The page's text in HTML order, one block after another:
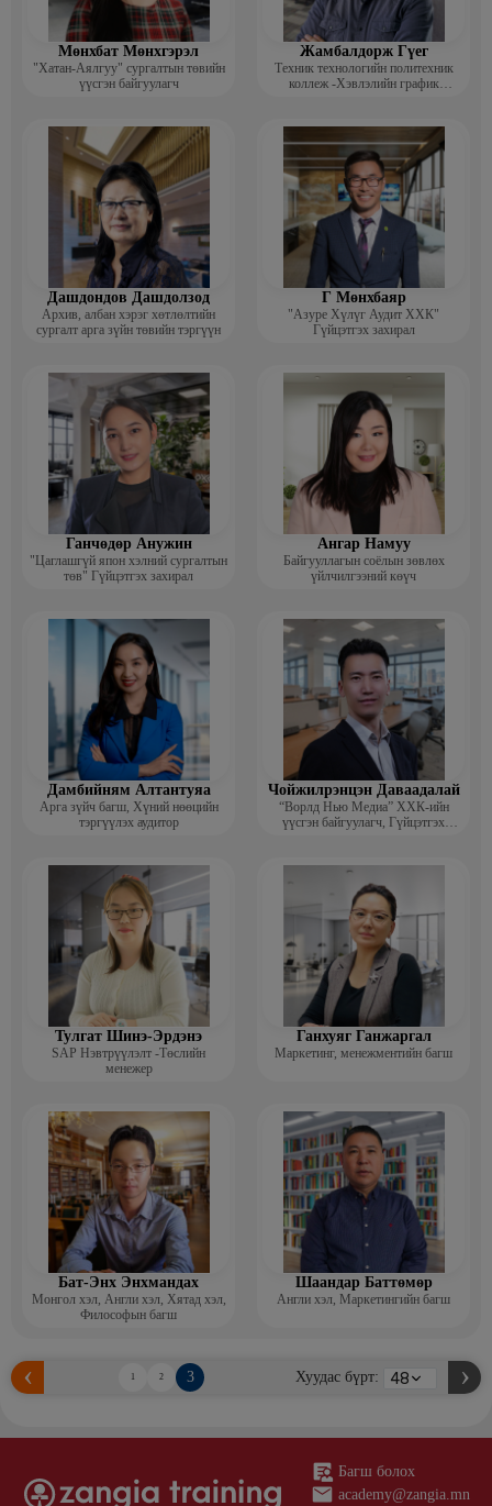
Мөнхбат Мөнхгэрэл
"Хатан-Аялгуу" сургалтын төвийн
үүсгэн байгуулагч
Жамбалдорж Гүег
Техник технологийн политехник
коллеж -Хэвлэлийн график
Дашдондов Дашдолзод
Архив, албан хэрэг хөтлөлтийн
сургалт арга зүйн төвийн тэргүүн
Г Мөнхбаяр
"Азуре Хүлүг Аудит ХХК"
Гүйцэтгэх захирал
Ганчөдөр Анужин
"Цаглашгүй япон хэлний сургалтын
төв" Гүйцэтгэх захирал
Ангар Намуу
Байгууллагын соёлын зөвлөх
үйлчилгээний көүч
Дамбийням Алтантуяа
Арга зүйч багш, Хүний нөөцийн
тэргүүлэх аудитор
Чойжилрэнцэн Даваадалай
“Ворлд Нью Медиа” ХХК-ийн
үүсгэн байгуулагч, Гүйцэтгэх
Тулгат Шинэ-Эрдэнэ
SAP Нэвтрүүлэлт -Төслийн
менежер
Ганхуяг Ганжаргал
Маркетинг, менежментийн багш
Бат-Энх Энхмандах
Монгол хэл, Англи хэл, Хятад хэл,
Философын багш
Шаандар Баттөмөр
Англи хэл, Маркетингийн багш
1 2 3 Хуудас бүрт:
Багш болох
academy@zangia.mn